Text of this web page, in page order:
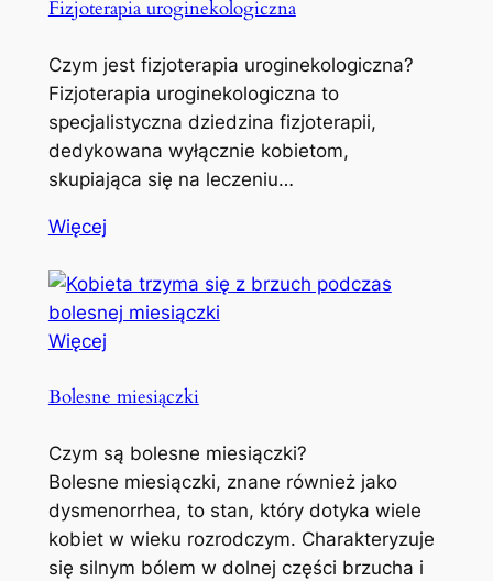
Fizjoterapia uroginekologiczna
Czym jest fizjoterapia uroginekologiczna?
Fizjoterapia uroginekologiczna to
specjalistyczna dziedzina fizjoterapii,
dedykowana wyłącznie kobietom,
skupiająca się na leczeniu…
Więcej
Więcej
Bolesne miesiączki
Czym są bolesne miesiączki?
Bolesne miesiączki, znane również jako
dysmenorrhea, to stan, który dotyka wiele
kobiet w wieku rozrodczym. Charakteryzuje
się silnym bólem w dolnej części brzucha i